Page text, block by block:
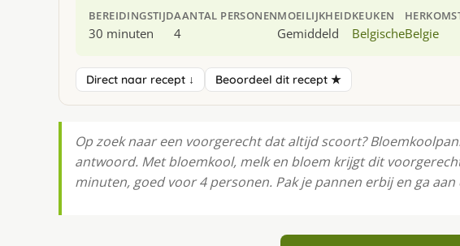
BEREIDINGSTIJD
30 minuten
AANTAL PERSONEN
4
MOEILIJKHEID
Gemiddeld
KEUKEN
BelgischeBelgie
Direct naar recept ↓ Beoordeel dit recept ★
Op zoek naar een voorgerecht dat altijd scoort?
antwoord. Met bloemkool, melk en bloem krijgt dit
minuten, goed voor 4 personen. Pak je pannen erbij en ga aan